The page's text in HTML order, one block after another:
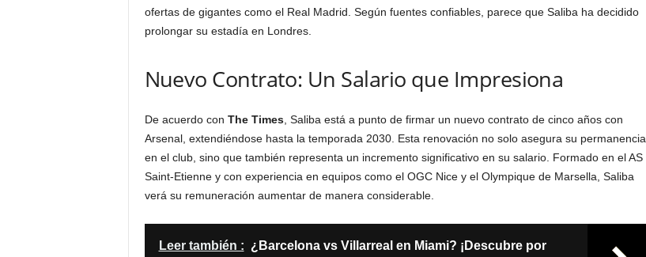
ofertas de gigantes como el Real Madrid. Según fuentes confiables, parece que Saliba ha decidido
prolongar su estadía en Londres.
Nuevo Contrato: Un Salario que Impresiona
De acuerdo con The Times, Saliba está a punto de firmar un nuevo contrato de cinco años con
Arsenal, extendiéndose hasta la temporada 2030. Esta renovación no solo asegura su permanencia
en el club, sino que también representa un incremento significativo en su salario. Formado en el AS
Saint-Etienne y con experiencia en equipos como el OGC Nice y el Olympique de Marsella, Saliba
verá su remuneración aumentar de manera considerable.
Leer también : ¿Barcelona vs Villarreal en Miami? ¡Descubre por